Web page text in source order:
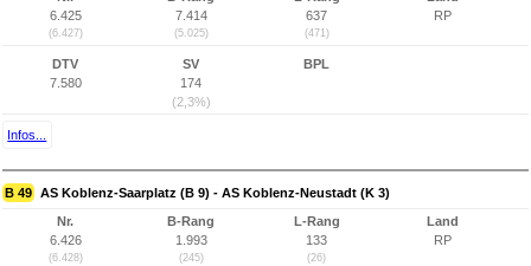
6.425
(6.427)
7.414
(5.025)
637
(471)
RP
DTV
7.580
SV
174
(2,3%)
BPL
Infos...
B 49 AS Koblenz-Saarplatz (B 9) - AS Koblenz-Neustadt (K 3)
Nr.
6.426
(6.428)
B-Rang
1.993
(245)
L-Rang
133
(26)
Land
RP